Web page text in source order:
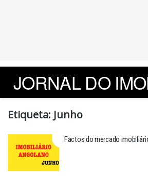
JORNAL DO
Etiqueta: Junho
Factos do mercado